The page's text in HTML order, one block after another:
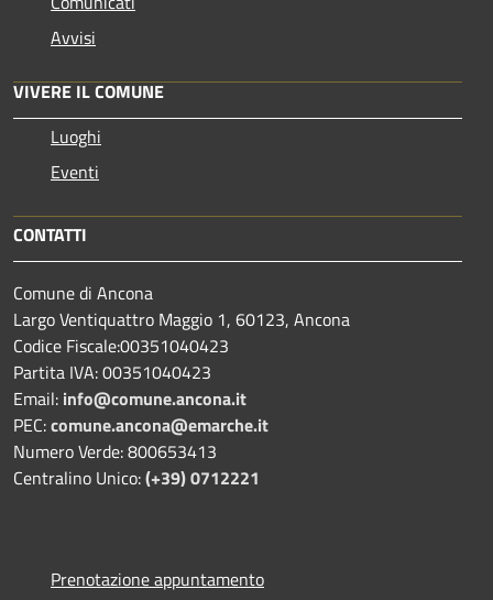
Avvisi
VIVERE IL COMUNE
Luoghi
Eventi
CONTATTI
Comune di Ancona
Largo Ventiquattro Maggio 1, 60123, Ancona
Codice Fiscale:00351040423
Partita IVA: 00351040423
Email: info@comune.ancona.it
PEC:comune.ancona@emarche.it
Numero Verde: 800653413
Centralino Unico:(+39) 0712221
Prenotazione appuntamento